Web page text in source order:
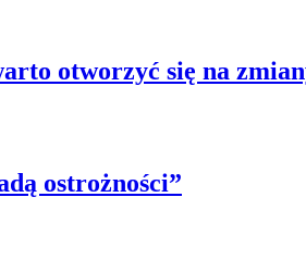
otworzyć się na
ostrożności”